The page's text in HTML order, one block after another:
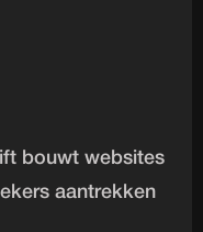
bouwt websites
aantrekken